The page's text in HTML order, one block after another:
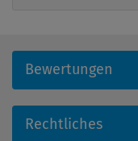
Bewertungen
Rechtliches